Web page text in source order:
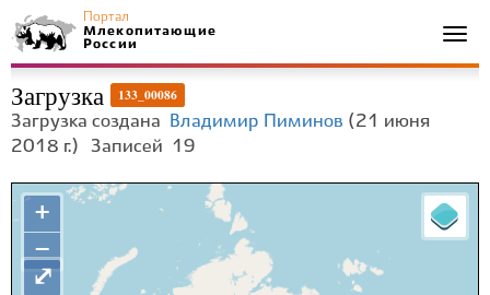
Портал
Млекопитающие
России
Загрузка 133_00086
Загрузка создана Владимир Пиминов (21 июня
2018 г.) Записей 19
+
−
⤢